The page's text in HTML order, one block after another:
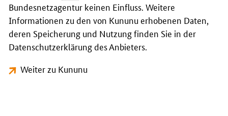
Bundesnetzagentur keinen Einfluss. Weitere
Informationen zu den von Kununu erhobenen Daten,
deren Speicherung und Nutzung finden Sie in der
Datenschutzerklärung des Anbieters.
Weiter zu Kununu